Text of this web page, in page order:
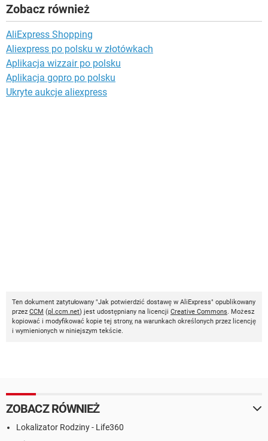
Zobacz również
AliExpress Shopping
Aliexpress po polsku w złotówkach
Aplikacja wizzair po polsku
Aplikacja gopro po polsku
Ukryte aukcje aliexpress
Ten dokument zatytułowany "Jak potwierdzić dostawę w AliExpress" opublikowany
przez CCM (pl.ccm.net) jest udostępniany na licencji Creative Commons. Możesz
kopiować i modyfikować kopie tej strony, na warunkach określonych przez licencję
i wymienionych w niniejszym tekście.
ZOBACZ RÓWNIEŻ
Lokalizator Rodziny - Life360